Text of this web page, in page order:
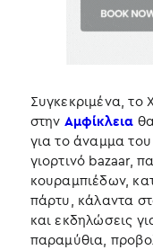
Συγκεκριμένα, το
στην Αμφίκλεια
για το άναμμα του
γιορτινό bazaar,
κουραμπιέδων,
πάρτυ, κάλαντα
και εκδηλώσεις
παραμύθια,